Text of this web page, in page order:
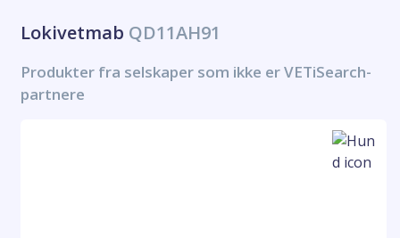
Lokivetmab QD11AH91
Produkter fra selskaper som ikke er VETiSearch-
partnere